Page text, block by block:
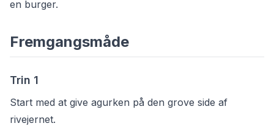
en burger.
Fremgangsmåde
Trin 1
Start med at give agurken på den grove side af
rivejernet.